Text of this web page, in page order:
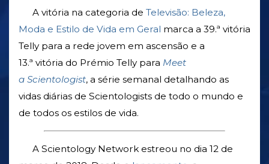
A vitória na categoria de Televisão: Beleza,
Moda e Estilo de Vida em Geral marca a 39.ª vitória
Telly para a rede jovem em ascensão e a
13.ª vitória do Prémio Telly para Meet
a Scientologist, a série semanal detalhando as
vidas diárias de Scientologists de todo o mundo e
de todos os estilos de vida.
A Scientology Network estreou no dia 12 de